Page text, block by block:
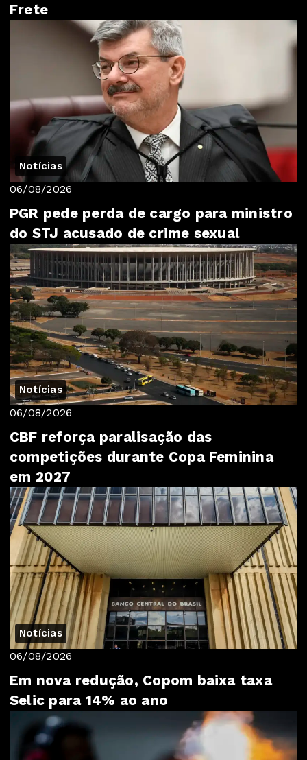
Frete
Notícias
06/08/2026
PGR pede perda de cargo para ministro
do STJ acusado de crime sexual
Notícias
06/08/2026
CBF reforça paralisação das
competições durante Copa Feminina
em 2027
Notícias
06/08/2026
Em nova redução, Copom baixa taxa
Selic para 14% ao ano